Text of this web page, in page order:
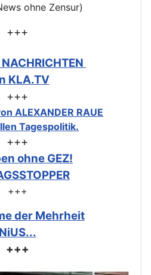
ohne Zensur)
+++
NACHRICHTEN
KLA.TV
+++
ALEXANDER RAUE
Tagespolitik.
+++
ohne GEZ!
+++
der Mehrheit
NiUS...
+++